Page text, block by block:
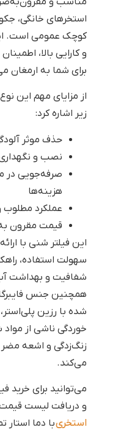
استخرهای خانگی،
کوچک عمومی است.
و کارایی بالا، اطمینان
برای شما به ارمغان
از مزایای مهم این
زیر اشاره کرد:
حذف موثر
نصب و
صرفه‌جویی در
هزینه‌ها
عملکرد مطلوب
قیمت مقرون
این فیلتر شنی با
سهولت استفاده،
شفافیت و بهداشت
همچنین جنس
شده با رزین
خوردگی ناشی از
می‌کند.
و دریافت لیست قیمت
استخریبا دما استار